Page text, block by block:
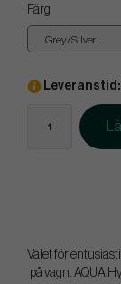
Färg
Valet för
på vagn. AQUA